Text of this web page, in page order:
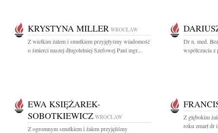
KRYSTYNA MILLER WROCŁAW
Z wielkim żalem i smutkiem przyjęłyśmy wiadomość
o śmierci naszej długoletniej Szefowej Pani mgr...
Dr n. med.
współczucia
EWA KSIĘŻAREK-
SOBOTKIEWICZ WROCŁAW
Z ogromnym smutkiem i żalem przyjęliśmy
Z głębokim
roku zmarł dr